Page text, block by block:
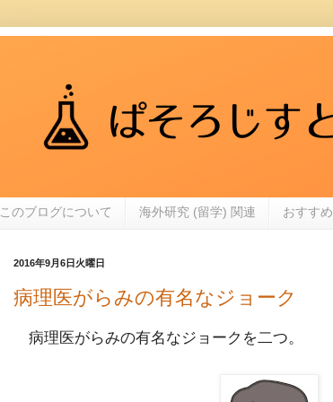
このブログについて 海外研究 (留学) 関連 おすすめ
2016年9月6日火曜日
病理医がらみの有名なジョーク
病理医がらみの有名なジョークを二つ。